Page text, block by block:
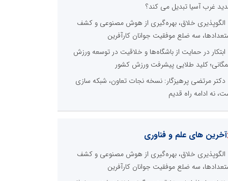
غرب آسیا تبدیل می کند؟
الگوپذیری خلاق، بهره‌گیری از هوش مصنوعی و کشف
سه ضلع موفقیت جوانان کارآفرین
ابتکار در حمایت از باشگاه‌ها و خلاقیت در توسعه ورزش
کلید طلایی پیشرفت ورزش کشور
دکتر مرتضی پرهیزگار: نسخه نجات تعاون، شبکه سازی
نه ادامه راه قدیم
آخرین های علم و فناوری
الگوپذیری خلاق، بهره‌گیری از هوش مصنوعی و کشف
سه ضلع موفقیت جوانان کارآفرین